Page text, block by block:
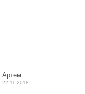
Артем
22.11.2018